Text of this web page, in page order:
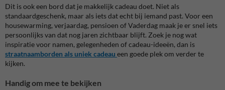
Dit is ook een bord dat je makkelijk cadeau doet. Niet als
standaardgeschenk, maar als iets dat echt bij iemand past. Voor een
housewarming, verjaardag, pensioen of Vaderdag maak je er snel iets
persoonlijks van dat nog jaren zichtbaar blijft. Zoek je nog wat
inspiratie voor namen, gelegenheden of cadeau-ideeën, dan is
straatnaamborden als uniek cadeau een goede plek om verder te
kijken.
Handig om mee te bekijken